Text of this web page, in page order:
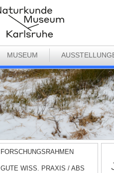
MUSEUM
FORSCHUNGSRAHMEN
GUTE WISS. PRAXIS / ABS